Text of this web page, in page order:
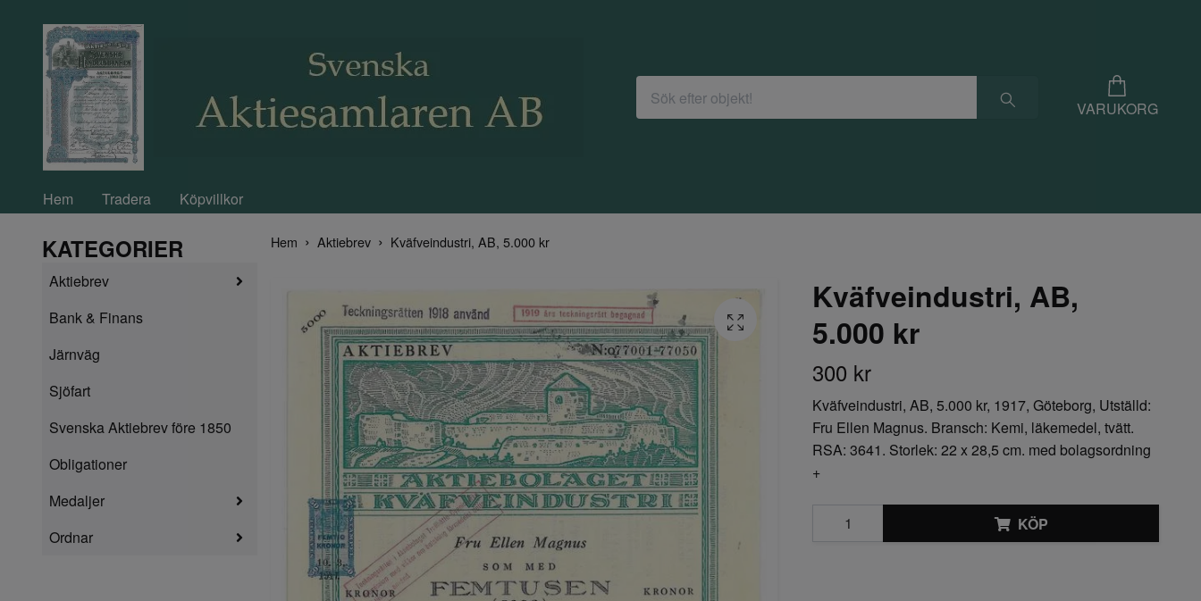
VARUKORG
Hem Tradera Köpvillkor
KATEGORIER
Aktiebrev
Bank & Finans
Järnväg
Sjöfart
Svenska Aktiebrev före 1850
Obligationer
Medaljer
Ordnar
Hem Aktiebrev Kväfveindustri, AB, 5.000 kr
Kväfveindustri, AB,
5.000 kr
300 kr
Kväfveindustri, AB, 5.000 kr, 1917, Göteborg, Utställd:
Fru Ellen Magnus. Bransch: Kemi, läkemedel, tvätt.
RSA: 3641. Storlek: 22 x 28,5 cm. med bolagsordning
+
KÖP